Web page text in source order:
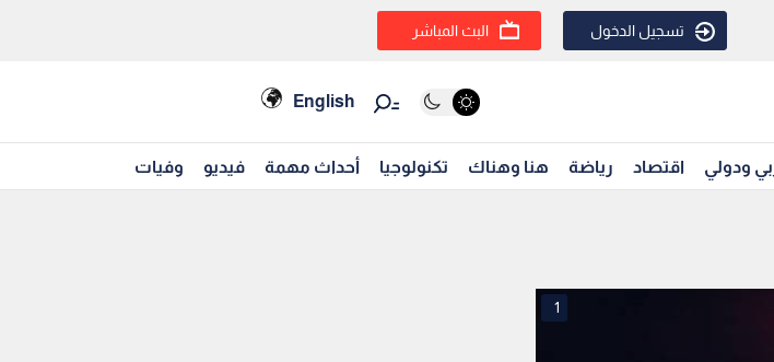
تسجيل الدخول البث المباشر
English
ودولي اقتصاد رياضة هنا وهناك تكنولوجيا أحداث مهمة فيديو وفيات
1